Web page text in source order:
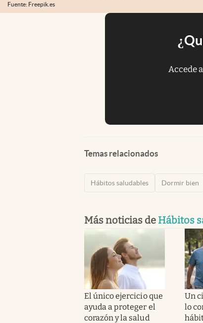
Fuente: Freepik.es
Accede
Temas relacionados
Hábitos saludables Dormir bien
Más noticias de Hábitos
El único ejercicio que
ayuda a proteger el
corazón y la salud
Un
lo